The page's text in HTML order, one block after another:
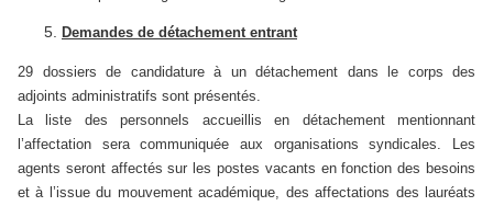
Demandes de détachement entrant
29 dossiers de candidature à un détachement dans le corps des
adjoints administratifs sont présentés.
La liste des personnels accueillis en détachement mentionnant
l’affectation sera communiquée aux organisations syndicales. Les
agents seront affectés sur les postes vacants en fonction des besoins
et à l’issue du mouvement académique, des affectations des lauréats